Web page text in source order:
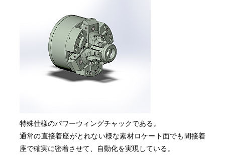
特殊仕様のパワーウィングチャックである。
通常の直接着座がとれない様な素材ロケート面でも間接着
座で確実に密着させて、自動化を実現している。